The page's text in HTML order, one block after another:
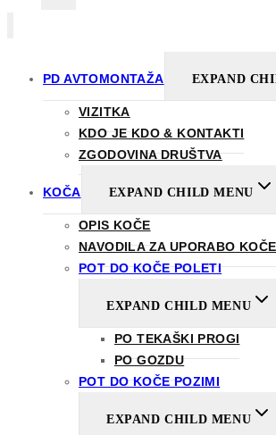
PD AVTOMONTAŽA EXPAND
VIZITKA
KDO JE KDO & KONTAKTI
ZGODOVINA DRUŠTVA
KOČA EXPAND CHILD MENU
OPIS KOČE
NAVODILA ZA UPORABO KOČE
POT DO KOČE POLETI
EXPAND CHILD MENU
PO TEKAŠKI PROGI
PO GOZDU
POT DO KOČE POZIMI
EXPAND CHILD MENU